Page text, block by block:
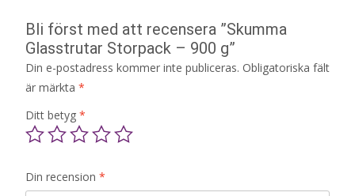
Bli först med att recensera ”Skumma
Glasstrutar Storpack – 900 g”
Din e-postadress kommer inte publiceras. Obligatoriska fält
är märkta *
Ditt betyg *
Din recension *